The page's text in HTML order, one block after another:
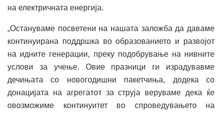
на електричната енергија.
„Остануваме посветени на нашата заложба да даваме
континуирана поддршка во образованието и развојот
на идните генерации, преку подобрување на нивните
услови за учење. Овие празници ги израдувавме
дечињата со новогодишни пакетчиња, додека со
донацијата на агрегатот за струја веруваме дека ќе
овозможиме континуитет во спроведувањето на